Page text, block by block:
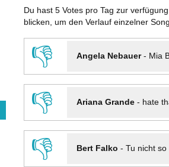
Du hast 5 Votes pro Tag zur
blicken, um den Verlauf einzelner
👎 Angela Nebauer- Mia
👎
Ariana Grande- hate
👎
Bert Falko - Tu nicht so